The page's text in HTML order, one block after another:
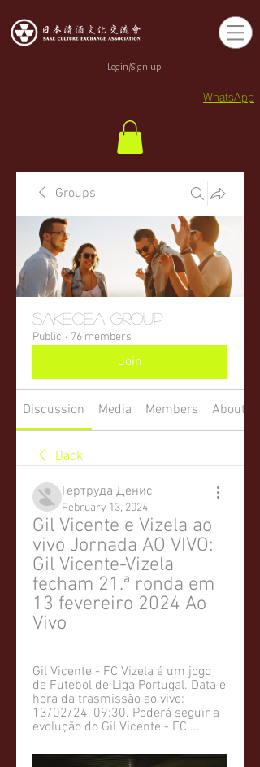
Login/Sign up
WhatsApp
Groups
sakecea Group
Public · 76 members
Join
Discussion Media Members About
Back
Гертруда Денис
February 13, 2024
Gil Vicente e Vizela ao
vivo Jornada AO VIVO:
Gil Vicente-Vizela
fecham 21.ª ronda em
13 fevereiro 2024 Ao
Vivo
Gil Vicente - FC Vizela é um jogo
de Futebol de Liga Portugal. Data e
hora da trasmissão ao vivo:
13/02/24, 09:30. Poderá seguir a
evolução do Gil Vicente - FC ...